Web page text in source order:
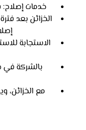
خدمات
الخزائن بعد
الاستجابة
بالشركة في
مع الخزائن،